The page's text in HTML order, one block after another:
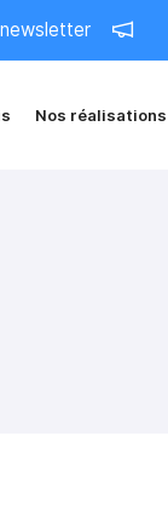
Nos réalisations